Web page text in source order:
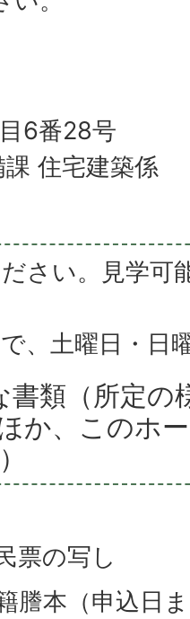
6番28号
住宅建築係
さい。見学可
、土曜日・日
書類（所定の
か、このホ
票の写し
謄本（申込日